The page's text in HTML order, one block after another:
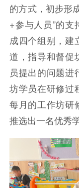
的方式，初步形
+参与人员”的
成四个组别，建
道，指导和督促
员提出的问题进
坊学员在研修过
每月的工作坊研
推选出一名优秀